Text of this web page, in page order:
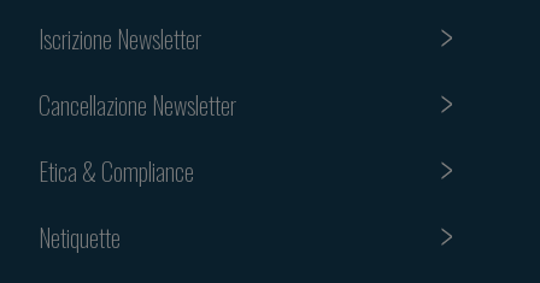
Iscrizione Newsletter
Cancellazione Newsletter
Etica & Compliance
Netiquette